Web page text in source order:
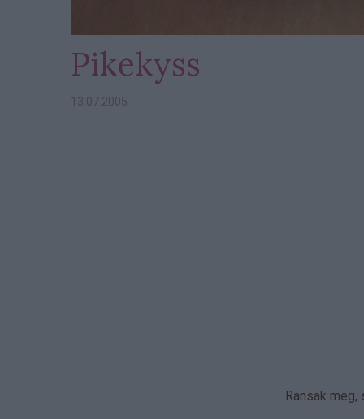
Pikekyss
13.07.2005
Ransak